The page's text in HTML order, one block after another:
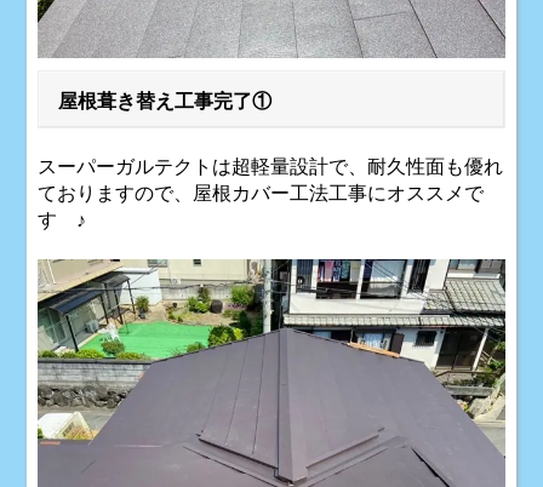
屋根葺き替え工事完了①
スーパーガルテクトは超軽量設計で、耐久性面も優れ
ておりますので、屋根カバー工法工事にオススメで
す ♪